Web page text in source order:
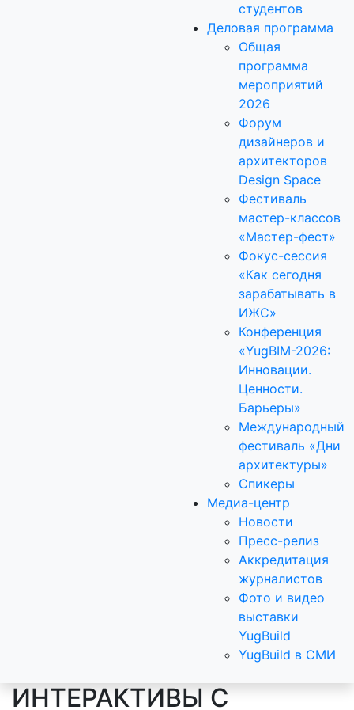
студентов
Деловая программа
Общая
программа
мероприятий
2026
Форум
дизайнеров и
архитекторов
Design Space
Фестиваль
мастер-классов
«Мастер-фест»
Фокус-сессия
«Как сегодня
зарабатывать в
ИЖС»
Конференция
«YugBIM-2026:
Инновации.
Ценности.
Барьеры»
Международный
фестиваль «Дни
архитектуры»
Спикеры
Медиа-центр
Новости
Пресс-релиз
Аккредитация
журналистов
Фото и видео
выставки
YugBuild
YugBuild в СМИ
ИНТЕРАКТИВЫ С